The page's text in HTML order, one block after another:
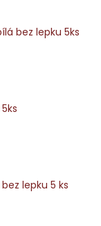
bez lepku 5ks
lepku 5 ks